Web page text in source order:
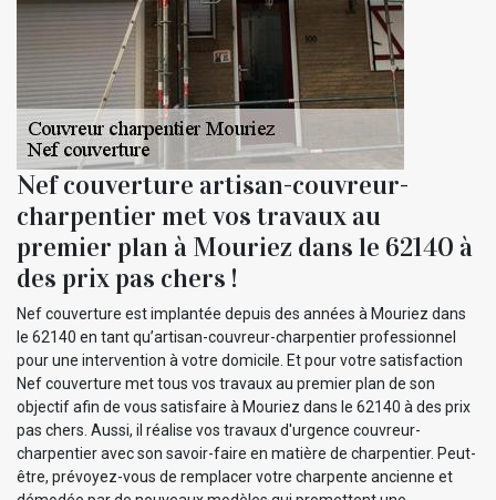
Nef couverture artisan-couvreur-
charpentier met vos travaux au
premier plan à Mouriez dans le 62140 à
des prix pas chers !
Nef couverture est implantée depuis des années à Mouriez dans
le 62140 en tant qu’artisan-couvreur-charpentier professionnel
pour une intervention à votre domicile. Et pour votre satisfaction
Nef couverture met tous vos travaux au premier plan de son
objectif afin de vous satisfaire à Mouriez dans le 62140 à des prix
pas chers. Aussi, il réalise vos travaux d'urgence couvreur-
charpentier avec son savoir-faire en matière de charpentier. Peut-
être, prévoyez-vous de remplacer votre charpente ancienne et